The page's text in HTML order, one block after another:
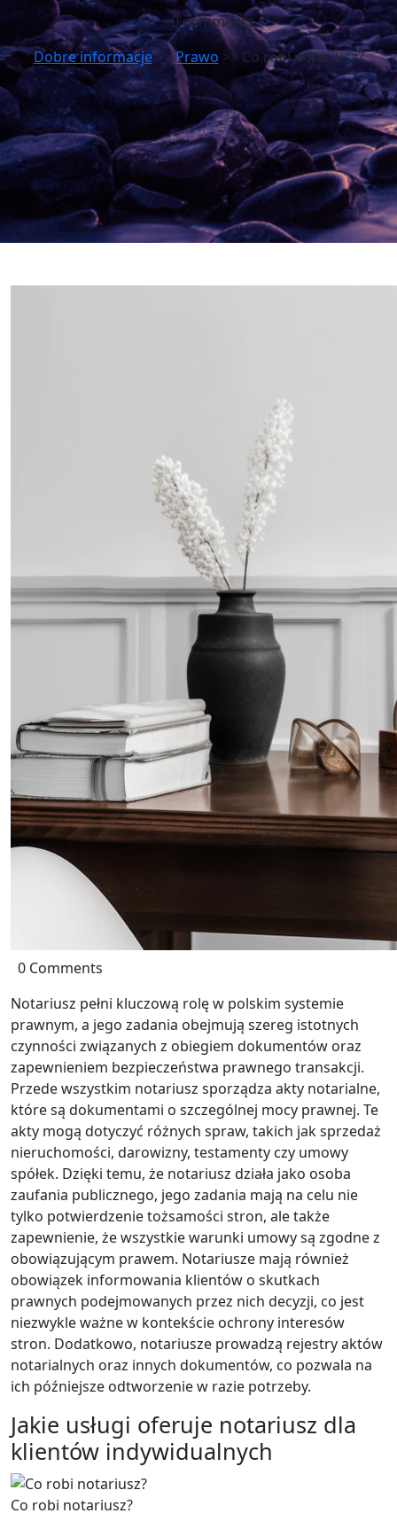
0 comments
Dobre informacje>>Prawo >> Co robi notariusz?
0 Comments
Notariusz pełni kluczową rolę w polskim systemie
prawnym, a jego zadania obejmują szereg istotnych
czynności związanych z obiegiem dokumentów oraz
zapewnieniem bezpieczeństwa prawnego transakcji.
Przede wszystkim notariusz sporządza akty notarialne,
które są dokumentami o szczególnej mocy prawnej. Te
akty mogą dotyczyć różnych spraw, takich jak sprzedaż
nieruchomości, darowizny, testamenty czy umowy
spółek. Dzięki temu, że notariusz działa jako osoba
zaufania publicznego, jego zadania mają na celu nie
tylko potwierdzenie tożsamości stron, ale także
zapewnienie, że wszystkie warunki umowy są zgodne z
obowiązującym prawem. Notariusze mają również
obowiązek informowania klientów o skutkach
prawnych podejmowanych przez nich decyzji, co jest
niezwykle ważne w kontekście ochrony interesów
stron. Dodatkowo, notariusze prowadzą rejestry aktów
notarialnych oraz innych dokumentów, co pozwala na
ich późniejsze odtworzenie w razie potrzeby.
Jakie usługi oferuje notariusz dla
klientów indywidualnych
Co robi notariusz?